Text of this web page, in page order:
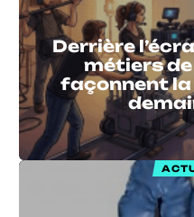
Derrière
métiers de
façonnent la